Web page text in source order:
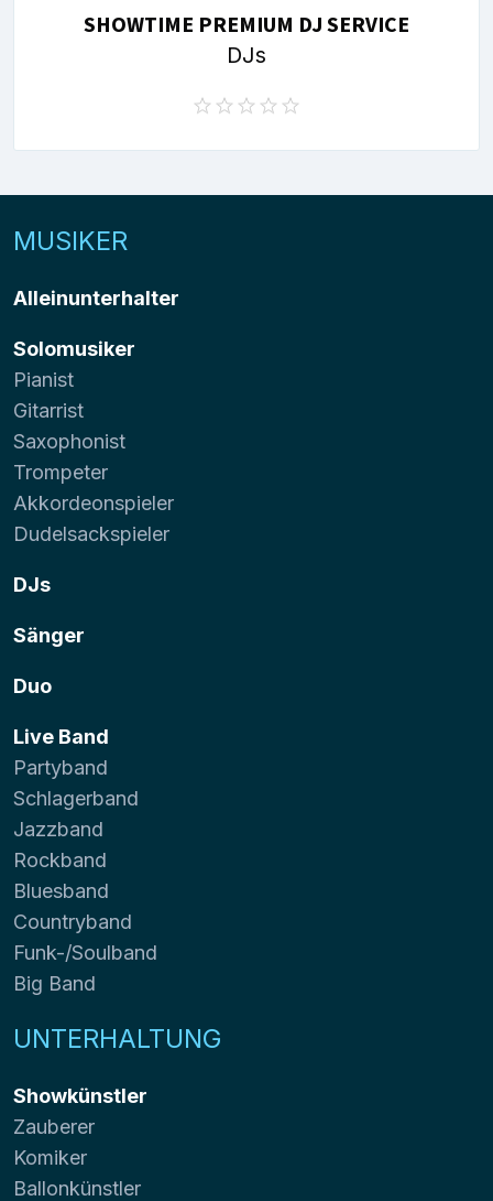
SHOWTIME PREMIUM DJ SERVICE
DJs
MUSIKER
Alleinunterhalter
Solomusiker
Pianist
Gitarrist
Saxophonist
Trompeter
Akkordeonspieler
Dudelsackspieler
DJs
Sänger
Duo
Live Band
Partyband
Schlagerband
Jazzband
Rockband
Bluesband
Countryband
Funk-/Soulband
Big Band
UNTERHALTUNG
Showkünstler
Zauberer
Komiker
Ballonkünstler